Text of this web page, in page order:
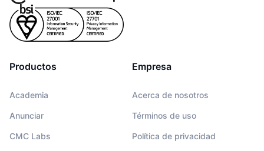
Productos
Academia
Anunciar
CMC Labs
Empresa
Acerca de nosotros
Términos de uso
Política de privacidad